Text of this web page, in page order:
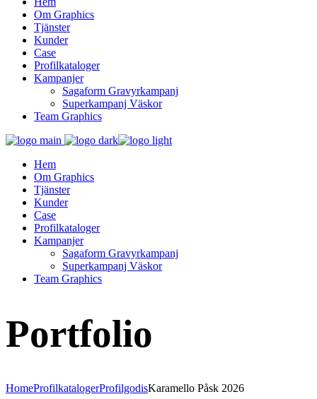
Om Graphics
Tjänster
Kunder
Case
Profilkataloger
Kampanjer
Sagaform Gravyrkampanj
Superkampanj Väskor
Team Graphics
Hem
Om Graphics
Tjänster
Kunder
Case
Profilkataloger
Kampanjer
Sagaform Gravyrkampanj
Superkampanj Väskor
Team Graphics
Portfolio
HomeProfilkatalogerProfilgodisKaramello Påsk 2026